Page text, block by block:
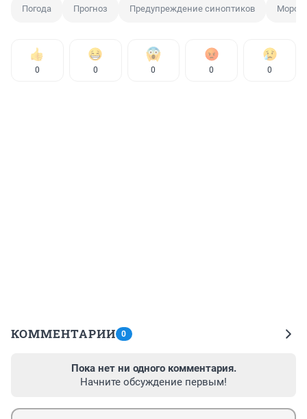
Погода Прогноз Предупреждение синоптиков Мороз
0 0 0 0 0
КОММЕНТАРИИ 0
Пока нет ни одного комментария.
Начните обсуждение первым!